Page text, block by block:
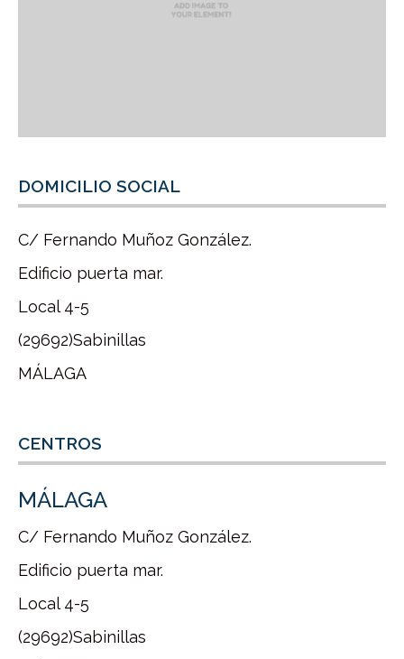
DOMICILIO SOCIAL
C/ Fernando Muñoz González.
Edificio puerta mar.
Local 4-5
(29692)Sabinillas
MÁLAGA
CENTROS
MÁLAGA
C/ Fernando Muñoz González.
Edificio puerta mar.
Local 4-5
(29692)Sabinillas